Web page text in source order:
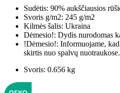
Sudėtis: 90% aukščiausios
Svoris g/m2: 245 g/m2
Kilmės šalis: Ukraina
Dėmesio!: Dydis nurodomas
!Dėmesio!: Informuojame,
skirtis nuo spalvų nuotraukose.
Svoris: 0.656 kg